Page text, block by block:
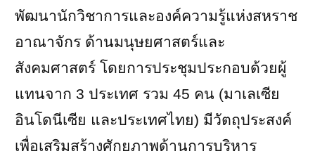
พัฒนานักวิชาการและองค์ความรู้แห่งสหราช
อาณาจักร ด้านมนุษยศาสตร์และ
สังคมศาสตร์ โดยการประชุมประกอบด้วยผู้
แทนจาก 3 ประเทศ รวม 45 คน (มาเลเซีย
อินโดนีเซีย และประเทศไทย) มีวัตถุประสงค์
เพื่อเสริมสร้างศักยภาพด้านการบริหาร